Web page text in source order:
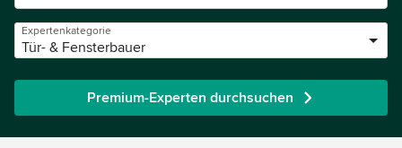
Expertenkategorie
Tür- & Fensterbauer
Premium-Experten durchsuchen